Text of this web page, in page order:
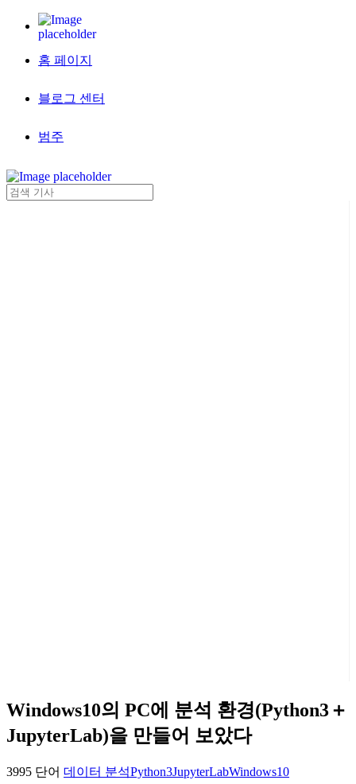
홈 페이지
블로그 센터
범주
Windows10의 PC에 분석 환경(Python3＋
JupyterLab)을 만들어 보았다
3995 단어 데이터 분석Python3JupyterLabWindows10